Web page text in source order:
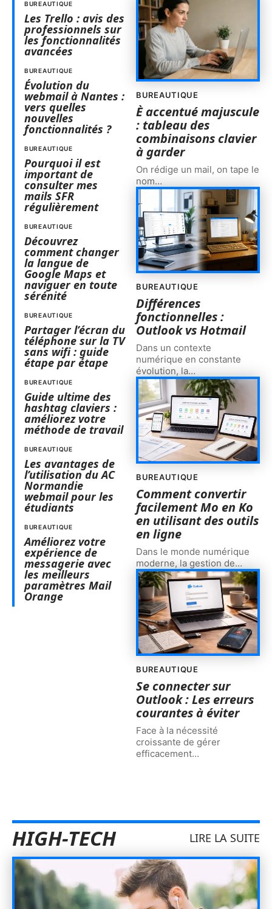
BUREAUTIQUE
Les Trello : avis des
professionnels sur
les fonctionnalités
avancées
BUREAUTIQUE
Évolution du
webmail à Nantes :
vers quelles
nouvelles
fonctionnalités ?
BUREAUTIQUE
Pourquoi il est
important de
consulter mes
mails SFR
régulièrement
BUREAUTIQUE
Découvrez
comment changer
la langue de
Google Maps et
naviguer en toute
sérénité
BUREAUTIQUE
Partager l’écran du
téléphone sur la TV
sans wifi : guide
étape par étape
BUREAUTIQUE
Guide ultime des
hashtag claviers :
améliorez votre
méthode de travail
BUREAUTIQUE
Les avantages de
l’utilisation du AC
Normandie
webmail pour les
étudiants
BUREAUTIQUE
Améliorez votre
expérience de
messagerie avec
les meilleurs
paramètres Mail
Orange
BUREAUTIQUE
È accentué majuscule
: tableau des
combinaisons clavier
à garder
On rédige un mail, on tape le
nom…
BUREAUTIQUE
Différences
fonctionnelles :
Outlook vs Hotmail
Dans un contexte
numérique en constante
évolution, la…
BUREAUTIQUE
Comment convertir
facilement Mo en Ko
en utilisant des outils
en ligne
Dans le monde numérique
moderne, la gestion de…
BUREAUTIQUE
Se connecter sur
Outlook : Les erreurs
courantes à éviter
Face à la nécessité
croissante de gérer
efficacement…
HIGH-TECH LIRE LA SUITE